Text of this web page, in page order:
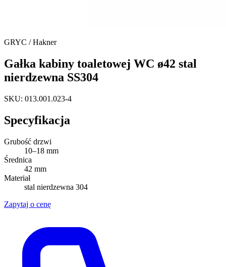
GRYC / Hakner
Gałka kabiny toaletowej WC ø42 stal
nierdzewna SS304
SKU: 013.001.023-4
Specyfikacja
Grubość drzwi
10–18 mm
Średnica
42 mm
Materiał
stal nierdzewna 304
Zapytaj o cenę